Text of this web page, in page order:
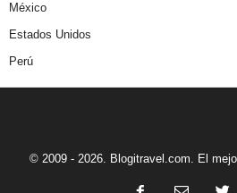
México
Estados Unidos
Perú
© 2009 - 2026. Blogitravel.com. El